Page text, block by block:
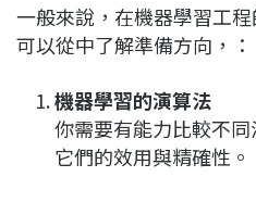
一般來說，在機器學習工
可以從中了解準備方向，：
機器學習的演算法
你需要有能力比較不
它們的效用與精確性。